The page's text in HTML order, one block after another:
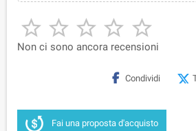
    
Non ci sono ancora recensioni
Condividi
Fai una proposta d'acquisto